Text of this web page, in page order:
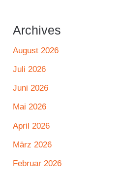
Archives
August 2026
Juli 2026
Juni 2026
Mai 2026
April 2026
März 2026
Februar 2026